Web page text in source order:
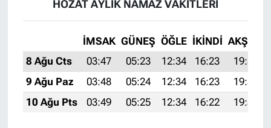
HOZAT AYLIK NAMAZ VAKITLERI
İMSAK GÜNEŞ ÖĞLE İKINDI AKŞAM
8 Ağu Cts
03:47 05:23 12:34 16:23
19:35
9 Ağu Paz
03:48 05:24 12:34 16:23
19:34
10 Ağu Pts
03:49 05:25 12:34 16:22 19:33